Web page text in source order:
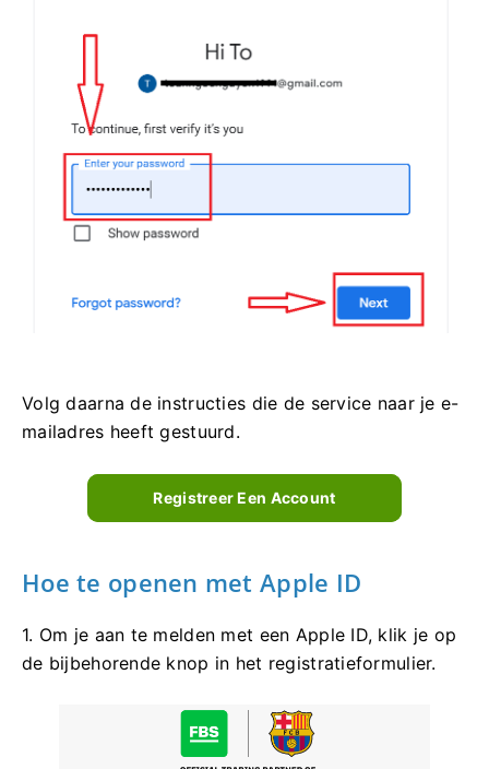
Volg daarna de instructies die de service naar je e-
mailadres heeft gestuurd.
Registreer Een Account
Hoe te openen met Apple ID
1. Om je aan te melden met een Apple ID, klik je op
de bijbehorende knop in het registratieformulier.